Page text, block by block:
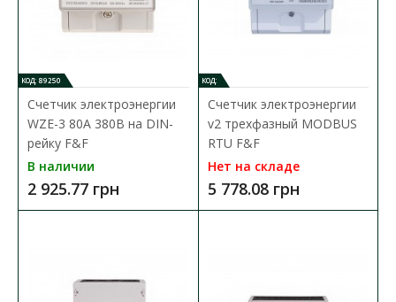
Доступность: В наличии
КОД: 89250
Счетчик электроэнергии
WZE-3 80А 380В на DIN-
рейку F&F
В наличии
2 925.77 грн
КОД:
Счетчик электроэнергии
v2 трехфазный MODBUS
RTU F&F
Нет на складе
5 778.08 грн